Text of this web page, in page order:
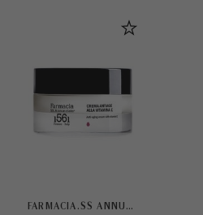
FARMACIA.SS ANNUNZIATA 1561